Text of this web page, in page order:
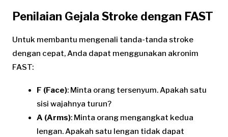
Penilaian Gejala Stroke dengan FAST
Untuk membantu mengenali tanda-tanda stroke
dengan cepat, Anda dapat menggunakan akronim
FAST:
F (Face): Minta orang tersenyum. Apakah satu
sisi wajahnya turun?
A (Arms): Minta orang mengangkat kedua
lengan. Apakah satu lengan tidak dapat